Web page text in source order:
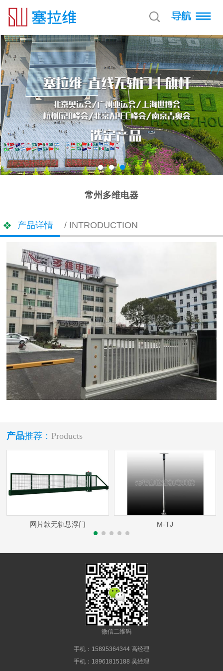
常州多维电器
产品详情 / INTRODUCTION
产品推荐：Products
网片款无轨悬浮门 M-TJ
微信二维码
手机：15895364344 高经理
手机：18961815188 吴经理